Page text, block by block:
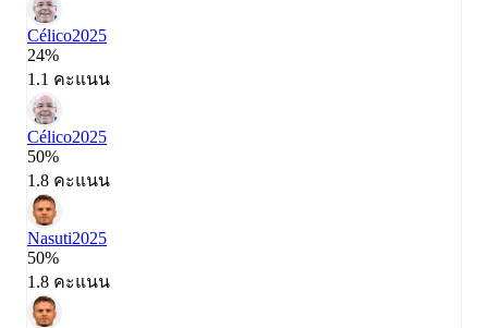
Célico2025
24%
1.1 คะแนน
Célico2025
50%
1.8 คะแนน
Nasuti2025
50%
1.8 คะแนน